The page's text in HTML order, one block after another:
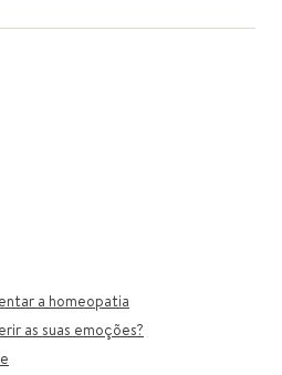
a homeopatia
as suas emoções?